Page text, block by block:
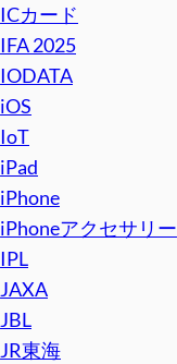
ICカード
IFA 2025
IODATA
iOS
IoT
iPad
iPhone
iPhoneアクセサリー
IPL
JAXA
JBL
JR東海